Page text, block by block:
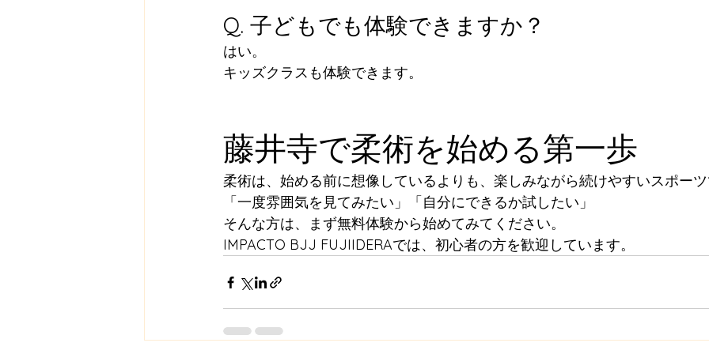
Q. 子どもでも体験できますか？
はい。
キッズクラスも体験できます。
藤井寺で柔術を始める第一歩
柔術は、始める前に想像しているよりも、楽しみながら続けやすいスポー
「一度雰囲気を見てみたい」「自分にできるか試したい」
そんな方は、まず無料体験から始めてみてください。
IMPACTO BJJ FUJIIDERAでは、初心者の方を歓迎しています。